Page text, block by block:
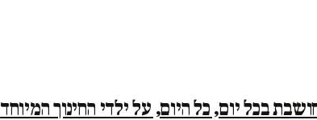
בכל יום, כל היום, על ילדי החינוך המיוחד